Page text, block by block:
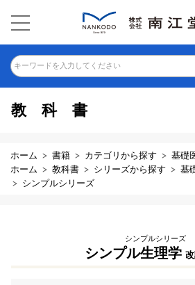
キーワードを入力してください
教科書
ホーム 書籍 カテゴリから探す 基礎
ホーム
教科書 シリーズから探す
基
シンプルシリーズ
シンプルシリーズ
シンプル生理学